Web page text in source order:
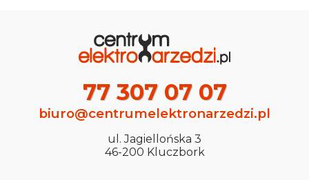
77 307 07 07
biuro@centrumelektronarzedzi.pl
ul. Jagiellońska 3
46-200 Kluczbork